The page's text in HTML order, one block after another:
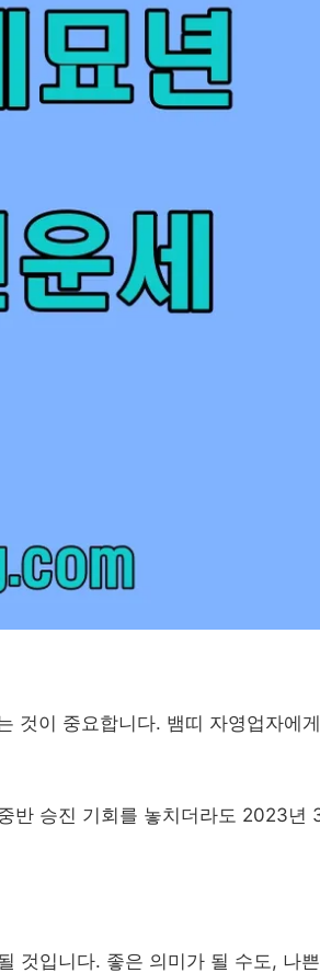
것이 중요합니다. 뱀띠 자영업자에
반 승진 기회를 놓치더라도 2023년
것입니다. 좋은 의미가 될 수도, 나